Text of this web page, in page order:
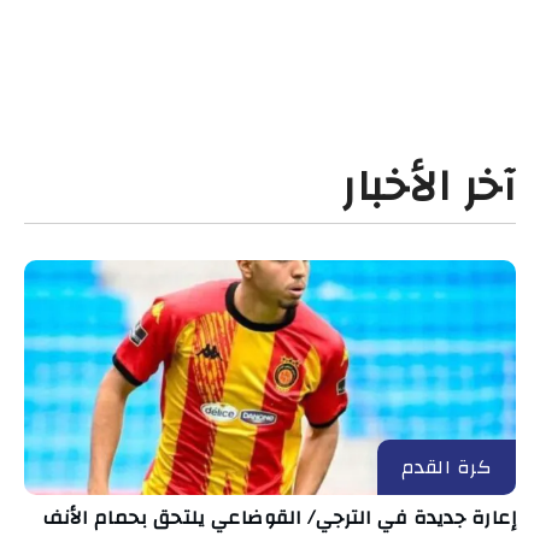
آخر الأخبار
كرة القدم
إعارة جديدة في الترجي/ القوضاعي يلتحق بحمام الأنف